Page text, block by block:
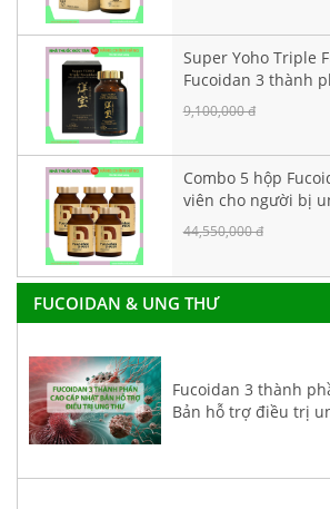
Super Yoho Triple
Fucoidan 3 thành
lượng CAO. Hộp 160
9,100,000 đ
Combo 5 hộp
viên cho người bị
đầu
44,550,000 đ
FUCOIDAN & UNG THƯ
Fucoidan 3 thành
Bản hỗ trợ điều trị